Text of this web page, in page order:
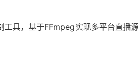
工具，基于FFmpeg实现多平台直播